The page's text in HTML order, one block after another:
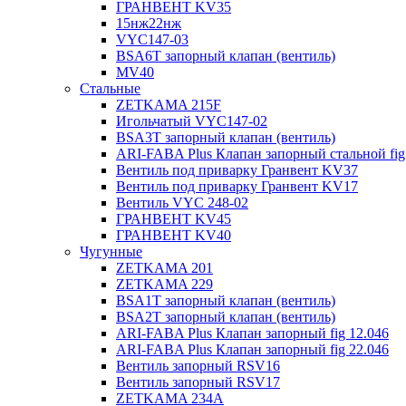
ГРАНВЕНТ KV35
15нж22нж
VYC147-03
BSA6T запорный клапан (вентиль)
MV40
Стальные
ZETKAMA 215F
Игольчатый VYC147-02
BSA3T запорный клапан (вентиль)
ARI-FABA Plus Клапан запорный стальной
Вентиль под приварку Гранвент KV37
Вентиль под приварку Гранвент KV17
Вентиль VYC 248-02
ГРАНВЕНТ KV45
ГРАНВЕНТ KV40
Чугунные
ZETKAMA 201
ZETKAMA 229
BSA1T запорный клапан (вентиль)
BSA2T запорный клапан (вентиль)
ARI-FABA Plus Клапан запорный fig 12.046
ARI-FABA Plus Клапан запорный fig 22.046
Вентиль запорный RSV16
Вентиль запорный RSV17
ZETKAMA 234A